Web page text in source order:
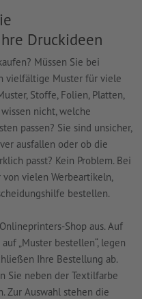
Druckideen
Müssen Sie bei
vielfältige Muster für viele
Stoffe, Folien, Platten,
nicht, welche
passen? Sie sind unsicher,
ausfallen oder ob die
passt? Kein Problem. Bei
vielen Werbeartikeln,
bestellen.
Shop aus. Auf
„Muster bestellen“, legen
Ihre Bestellung ab.
Sie neben der Textilfarbe
Zur Auswahl stehen die